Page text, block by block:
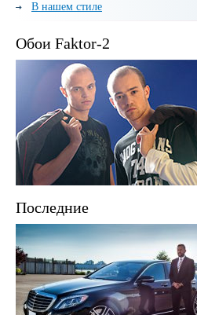
В нашем стиле
Обои Faktor-2
Последние